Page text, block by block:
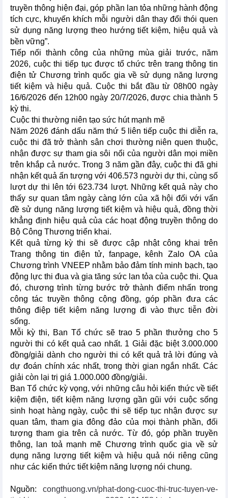
truyền thông hiện đại, góp phần lan tỏa những hành động
tích cực, khuyến khích mỗi người dân thay đổi thói quen
sử dụng năng lượng theo hướng tiết kiệm, hiệu quả và
bền vững”.
Tiếp nối thành công của những mùa giải trước, năm
2026, cuộc thi tiếp tục được tổ chức trên trang thông tin
điện tử Chương trình quốc gia về sử dụng năng lượng
tiết kiệm và hiệu quả. Cuộc thi bắt đầu từ 08h00 ngày
16/6/2026 đến 12h00 ngày 20/7/2026, được chia thành 5
kỳ thi.
Cuộc thi thường niên tạo sức hút mạnh mẽ
Năm 2026 đánh dấu năm thứ 5 liên tiếp cuộc thi diễn ra,
cuộc thi đã trở thành sân chơi thường niên quen thuộc,
nhận được sự tham gia sôi nổi của người dân mọi miền
trên khắp cả nước. Trong 3 năm gần đây, cuộc thi đã ghi
nhận kết quả ấn tượng với 406.573 người dự thi, cùng số
lượt dự thi lên tới 623.734 lượt. Những kết quả này cho
thấy sự quan tâm ngày càng lớn của xã hội đối với vấn
đề sử dụng năng lượng tiết kiệm và hiệu quả, đồng thời
khẳng định hiệu quả của các hoạt động truyền thông do
Bộ Công Thương triển khai.
Kết quả từng kỳ thi sẽ được cập nhật công khai trên
Trang thông tin điện tử, fanpage, kênh Zalo OA của
Chương trình VNEEP nhằm bảo đảm tính minh bạch, tạo
động lực thi đua và gia tăng sức lan tỏa của cuộc thi. Qua
đó, chương trình từng bước trở thành điểm nhấn trong
công tác truyền thông cộng đồng, góp phần đưa các
thông điệp tiết kiệm năng lượng đi vào thực tiễn đời
sống.
Mỗi kỳ thi, Ban Tổ chức sẽ trao 5 phần thưởng cho 5
người thi có kết quả cao nhất. 1 Giải đặc biệt 3.000.000
đồng/giải dành cho người thi có kết quả trả lời đúng và
dự đoán chính xác nhất, trong thời gian ngắn nhất. Các
giải còn lại trị giá 1.000.000 đồng/giải.
Ban Tổ chức kỳ vọng, với những câu hỏi kiến thức về tiết
kiệm điện, tiết kiệm năng lượng gần gũi với cuộc sống
sinh hoạt hàng ngày, cuộc thi sẽ tiếp tục nhận được sự
quan tâm, tham gia đông đảo của mọi thành phần, đối
tượng tham gia trên cả nước. Từ đó, góp phần truyền
thông, lan toả mạnh mẽ Chương trình quốc gia về sử
dụng năng lượng tiết kiệm và hiệu quả nói riêng cũng
như các kiến thức tiết kiệm năng lượng nói chung.
Nguồn: congthuong.vn/phat-dong-cuoc-thi-truc-tuyen-ve-